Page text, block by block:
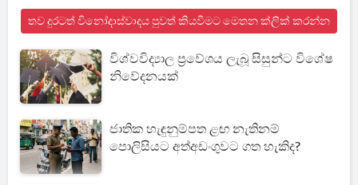
තව දුරටත් විනෝදාස්වාදය පුවත් කියවීමට මෙතන ක්ලික් කරන්න
විශ්වවිද්‍යාල ප්‍රවේශය ලැබූ සිසුන්ට විශේෂ
නිවේදනයක්
ජාතික හැඳුනුම්පත ළඟ නැතිනම්
පොලිසියට අත්අඩංගුවට ගත හැකිද?